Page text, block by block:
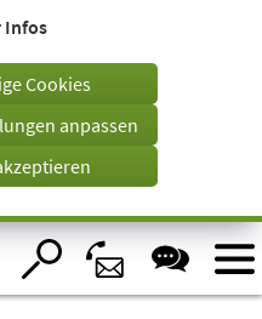
Infos
Cookies
anpassen